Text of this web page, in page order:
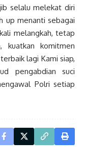
selalu melekat diri
up menanti sebagai
melangkah, tetap
kuatkan komitmen
lagi Kami siap,
pengabdian suci
Polri setiap